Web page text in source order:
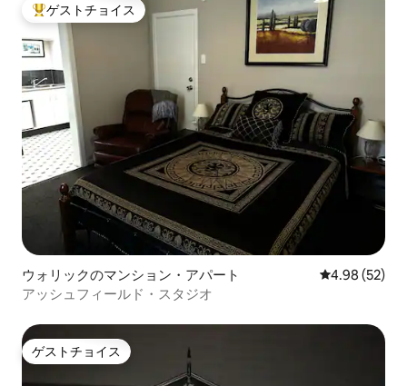
大好評のゲストチョイスです。
ゲストチョイス
ウォリックのマンション・アパート レビュー52
4.98 (52)
アッシュフィールド・スタジオ
ゲストチョイス
ゲストチョイス